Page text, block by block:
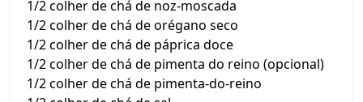
1/2 colher de chá de noz-moscada
1/2 colher de chá de orégano seco
1/2 colher de chá de páprica doce
1/2 colher de chá de pimenta do reino (opcional)
1/2 colher de chá de pimenta-do-reino